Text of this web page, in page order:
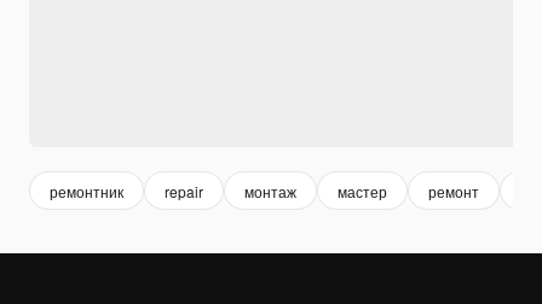
ремонтник repair монтаж мастер ремонт